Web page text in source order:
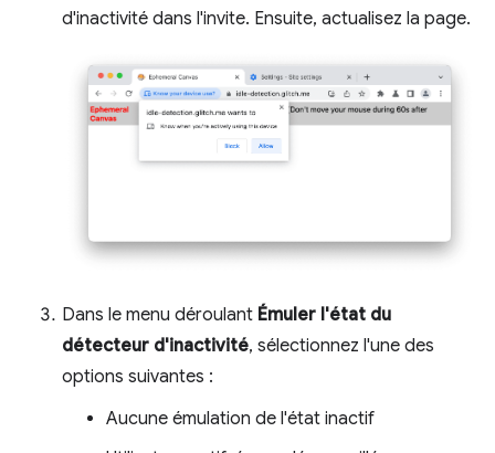
d'inactivité dans l'invite. Ensuite, actualisez la page.
Dans le menu déroulant Émuler l'état du
détecteur d'inactivité, sélectionnez l'une des
options suivantes :
Aucune émulation de l'état inactif